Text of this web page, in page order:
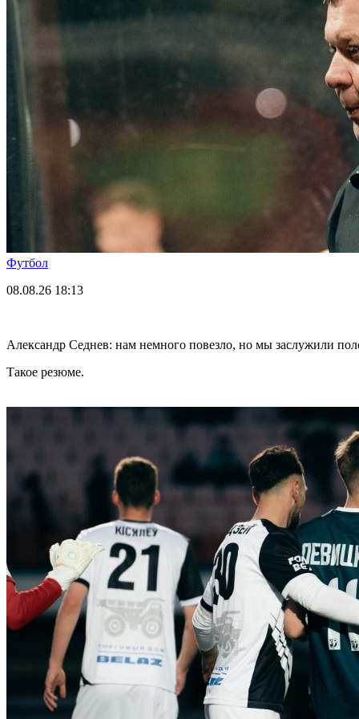
Футбол
08.08.26 18:13
Александр Седнев: нам немного повезло, но мы заслужили
Такое резюме.